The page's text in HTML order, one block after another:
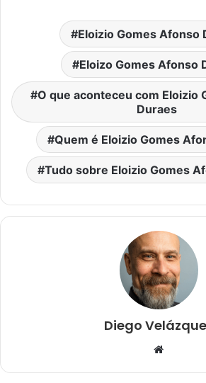
Eloizio Gomes Afonso
Eloizo Gomes Afonso
O que aconteceu com Eloizio
Duraes
Quem é Eloizio Gomes
Tudo sobre Eloizio Gomes
Diego
Website